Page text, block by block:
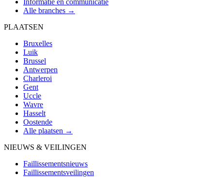
Alle branches →
PLAATSEN
Bruxelles
Luik
Brussel
Antwerpen
Charleroi
Gent
Uccle
Wavre
Hasselt
Oostende
Alle plaatsen →
NIEUWS & VEILINGEN
Faillissementsnieuws
Faillissementsveilingen